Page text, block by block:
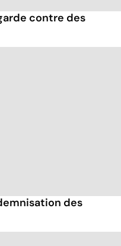
contre des
des